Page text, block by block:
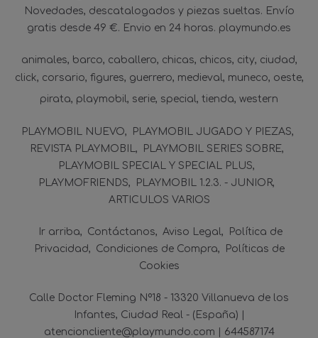
Novedades, descatalogados y piezas sueltas. Envío
gratis desde 49 €. Envio en 24 horas. playmundo.es
animales barco caballero chicas chicos city ciudad
click corsario figures guerrero medieval muneco oeste
pirata playmobil serie special tienda western
PLAYMOBIL NUEVO
PLAYMOBIL JUGADO Y PIEZAS
REVISTA PLAYMOBIL
PLAYMOBIL SERIES SOBRE
PLAYMOBIL SPECIAL Y SPECIAL PLUS
PLAYMOFRIENDS
PLAYMOBIL 1.2.3. - JUNIOR
ARTICULOS VARIOS
Ir arriba Contáctanos Aviso Legal
Política de
Privacidad
Condiciones de Compra
Políticas de
Cookies
Calle Doctor Fleming Nº18 - 13320 Villanueva de los
Infantes, Ciudad Real - (España) |
atencioncliente@playmundo.com | 644587174